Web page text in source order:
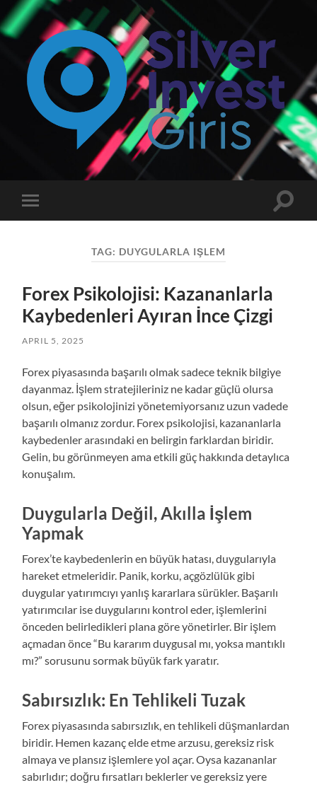
mobile
Toggle
TAG: DUYGULARLA IŞLEM
Forex Psikolojisi: Kazananlarla
Kaybedenleri Ayıran İnce Çizgi
APRIL 5, 2025
Forex piyasasında başarılı olmak sadece teknik bilgiye
dayanmaz. İşlem stratejileriniz ne kadar güçlü olursa
olsun, eğer psikolojinizi yönetemiyorsanız uzun vadede
başarılı olmanız zordur. Forex psikolojisi, kazananlarla
kaybedenler arasındaki en belirgin farklardan biridir.
Gelin, bu görünmeyen ama etkili güç hakkında detaylıca
konuşalım.
Duygularla Değil, Akılla İşlem
Yapmak
Forex’te kaybedenlerin en büyük hatası, duygularıyla
hareket etmeleridir. Panik, korku, açgözlülük gibi
duygular yatırımcıyı yanlış kararlara sürükler. Başarılı
yatırımcılar ise duygularını kontrol eder, işlemlerini
önceden belirledikleri plana göre yönetirler. Bir işlem
açmadan önce “Bu kararım duygusal mı, yoksa mantıklı
mı?” sorusunu sormak büyük fark yaratır.
Sabırsızlık: En Tehlikeli Tuzak
Forex piyasasında sabırsızlık, en tehlikeli düşmanlardan
biridir. Hemen kazanç elde etme arzusu, gereksiz risk
almaya ve plansız işlemlere yol açar. Oysa kazananlar
sabırlıdır; doğru fırsatları beklerler ve gereksiz yere